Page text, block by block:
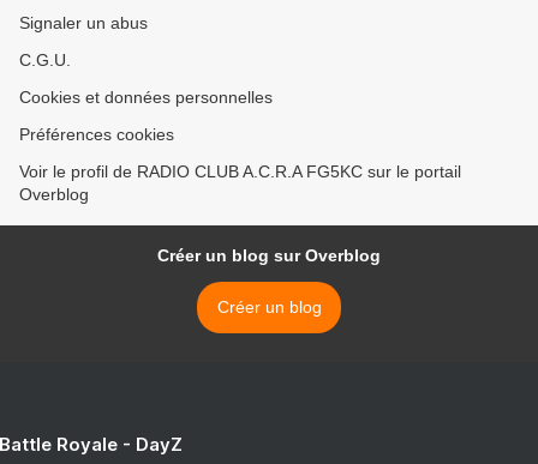
Signaler un abus
C.G.U.
Cookies et données personnelles
Préférences cookies
Voir le profil de RADIO CLUB A.C.R.A FG5KC sur le portail
Overblog
Créer un blog sur Overblog
Créer un blog
Royale - DayZ